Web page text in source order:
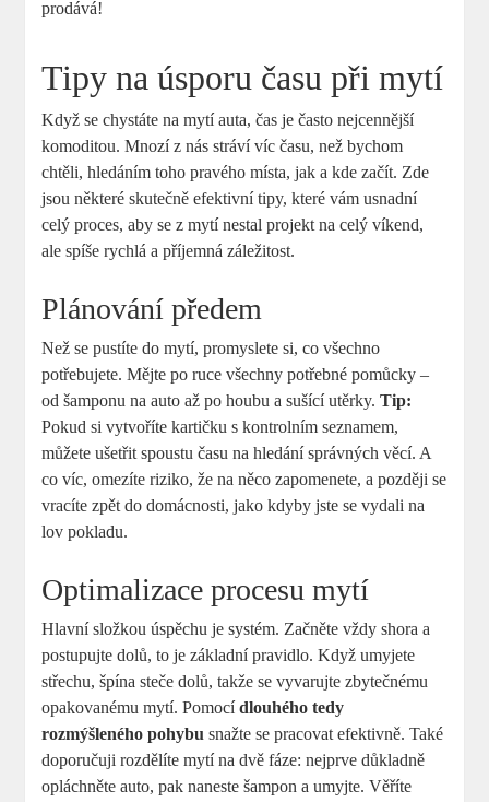
prodává!
Tipy na úsporu času při mytí
Když se chystáte na mytí auta, čas je často nejcennější
komoditou. Mnozí z nás stráví víc času, než bychom
chtěli, hledáním toho pravého místa, jak a kde začít. Zde
jsou některé skutečně efektivní tipy, které vám usnadní
celý proces, aby se z mytí nestal projekt na celý víkend,
ale spíše rychlá a příjemná záležitost.
Plánování předem
Než se pustíte do mytí, promyslete si, co všechno
potřebujete. Mějte po ruce všechny potřebné pomůcky –
od šamponu na auto až po houbu a sušící utěrky.Tip:
Pokud si vytvoříte kartičku s kontrolním seznamem,
můžete ušetřit spoustu času na hledání správných věcí. A
co víc, omezíte riziko, že na něco zapomenete, a později se
vracíte zpět do domácnosti, jako kdyby jste se vydali na
lov pokladu.
Optimalizace procesu mytí
Hlavní složkou úspěchu je systém. Začněte vždy shora a
postupujte dolů, to je základní pravidlo. Když umyjete
střechu, špína steče dolů, takže se vyvarujte zbytečnému
opakovanému mytí. Pomocídlouhého tedy
rozmýšleného pohybu snažte se pracovat efektivně. Také
doporučuji rozdělíte mytí na dvě fáze: nejprve důkladně
opláchněte auto, pak naneste šampon a umyjte. Věříte